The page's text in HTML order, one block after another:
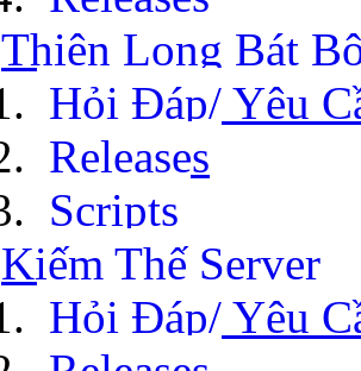
Thiên Long Bát
Hỏi Đáp/ Yêu
Releases
Scripts
Kiếm Thế Server
Hỏi Đáp/ Yêu